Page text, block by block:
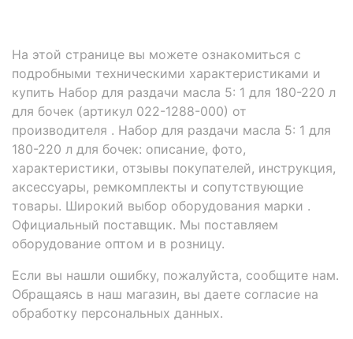
На этой странице вы можете ознакомиться с
подробными техническими характеристиками и
купить Набор для раздачи масла 5: 1 для 180-220 л
для бочек (артикул 022-1288-000) от
производителя . Набор для раздачи масла 5: 1 для
180-220 л для бочек: описание, фото,
характеристики, отзывы покупателей, инструкция,
аксессуары, ремкомплекты и сопутствующие
товары. Широкий выбор оборудования марки .
Официальный поставщик. Мы поставляем
оборудование оптом и в розницу.
Если вы нашли ошибку, пожалуйста, сообщите нам.
Обращаясь в наш магазин, вы даете согласие на
обработку персональных данных.